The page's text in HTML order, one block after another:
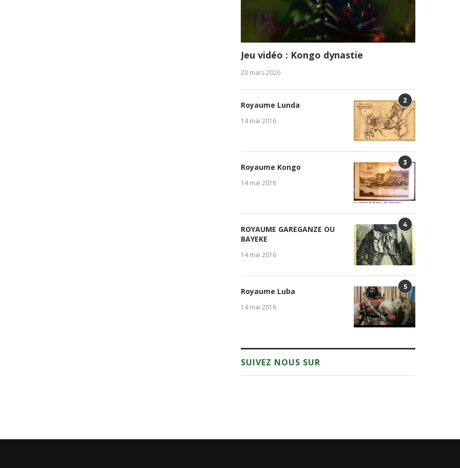
Jeu vidéo : Kongo dynastie
20 mars 2020
2
Royaume Lunda
14 mai 2016
3
Royaume Kongo
14 mai 2016
4
ROYAUME GAREGANZE OU
BAYEKE
14 mai 2016
5
Royaume Luba
14 mai 2016
SUIVEZ NOUS SUR